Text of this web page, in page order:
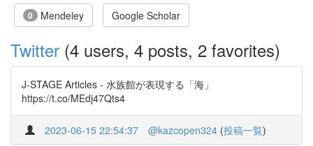
0 Mendeley Google Scholar
Twitter (4 users, 4 posts, 2 favorites)
J-STAGE Articles - 水族館が表現する「海」
https://t.co/MEdj47Qts4
2023-06-15 22:54:37 @kazcopen324 (投稿一覧)